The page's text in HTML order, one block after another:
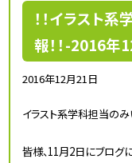
！！イラスト
報！！-2016年
2016年12月21日
イラスト系学科担当のみ
皆様、11月2日にブログ